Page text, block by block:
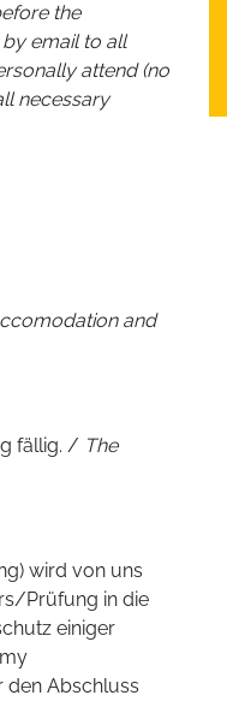
the
email to all
attend (no
necessary
and
fällig. / The
wird von uns
Prüfung in die
einiger
den Abschluss